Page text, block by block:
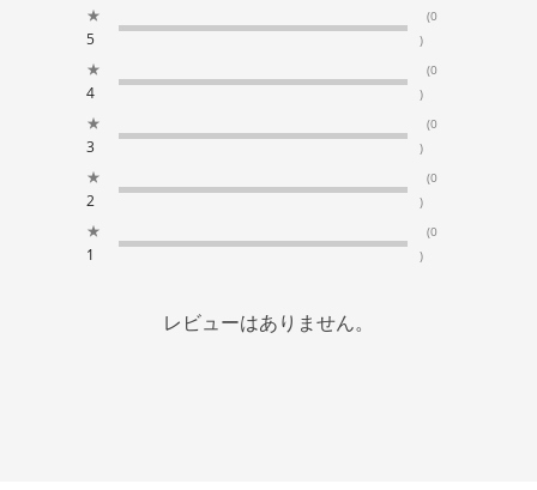
★
5
(0
)
★
4
(0
)
★
3
(0
)
★
2
(0
)
★
1
(0
)
レビューはありません。